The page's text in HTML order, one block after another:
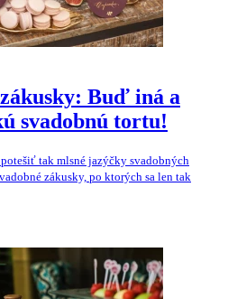
zákusky: Buď iná a
svadobnú tortu!
tak mlsné jazýčky svadobných
zákusky, po ktorých sa len tak